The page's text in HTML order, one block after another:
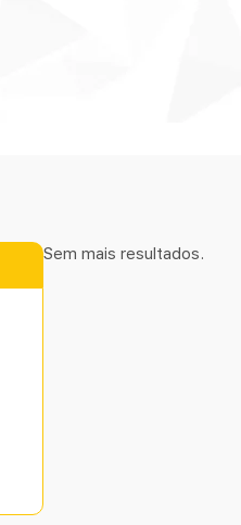
Sem mais resultados.